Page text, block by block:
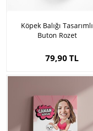
Köpek Balığı Tasarımlı
Buton Rozet
79,90 TL